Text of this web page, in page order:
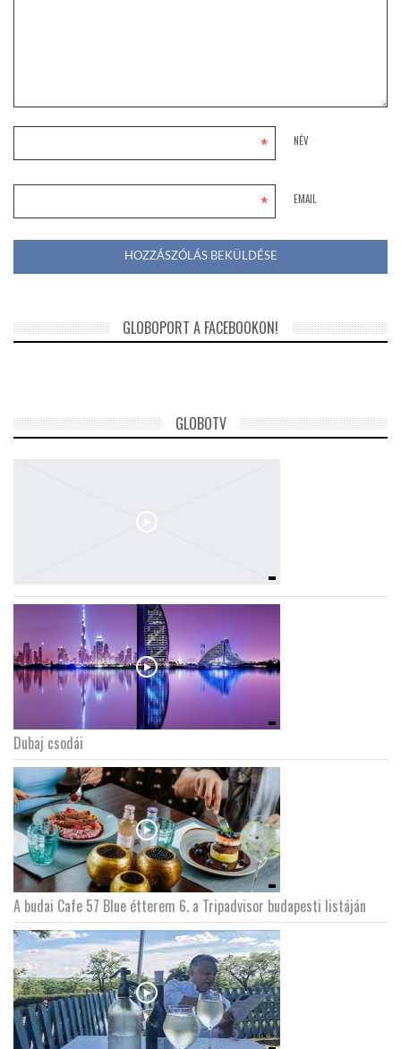
NÉV
*
EMAIL
*
GLOBOPORT A FACEBOOKON!
GLOBOTV
Dubaj csodái
A budai Cafe 57 Blue étterem 6. a Tripadvisor budapesti listáján